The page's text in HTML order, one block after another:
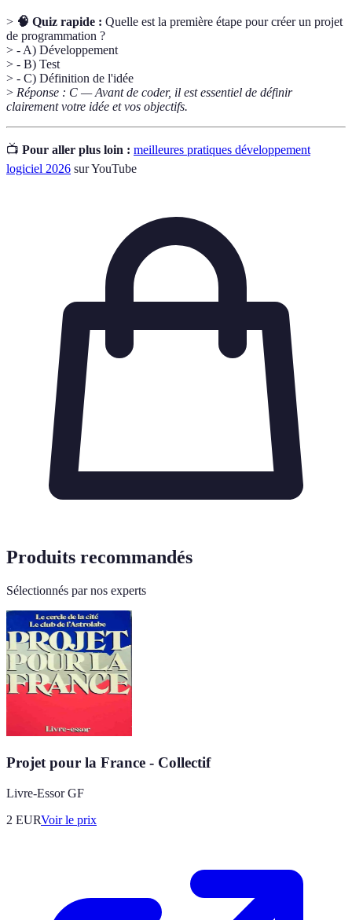
> 🧠 Quiz rapide : Quelle est la première étape pour créer un projet
de programmation ?
> - A) Développement
> - B) Test
> - C) Définition de l'idée
> Réponse : C — Avant de coder, il est essentiel de définir
clairement votre idée et vos objectifs.
📺 Pour aller plus loin : meilleures pratiques développement
logiciel 2026 sur YouTube
Produits recommandés
Sélectionnés par nos experts
Projet pour la France - Collectif
Livre-Essor GF
2 EURVoir le prix